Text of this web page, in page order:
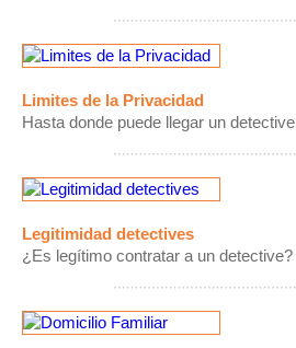
Limites de la Privacidad
Hasta donde puede llegar un detective
Legitimidad detectives
¿Es legítimo contratar a un detective?